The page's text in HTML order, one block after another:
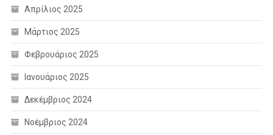
Απρίλιος 2025
Μάρτιος 2025
Φεβρουάριος 2025
Ιανουάριος 2025
Δεκέμβριος 2024
Νοέμβριος 2024